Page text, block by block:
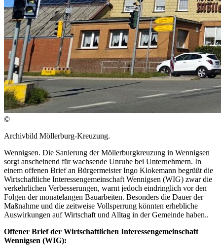
©
Archivbild Möllerburg-Kreuzung.
Wennigsen. Die Sanierung der Möllerburgkreuzung in Wennigsen
sorgt anscheinend für wachsende Unruhe bei Unternehmern. In
einem offenen Brief an Bürgermeister Ingo Klokemann begrüßt die
Wirtschaftliche Interessengemeinschaft Wennigsen (WIG) zwar die
verkehrlichen Verbesserungen, warnt jedoch eindringlich vor den
Folgen der monatelangen Bauarbeiten. Besonders die Dauer der
Maßnahme und die zeitweise Vollsperrung könnten erhebliche
Auswirkungen auf Wirtschaft und Alltag in der Gemeinde haben..
Offener Brief der Wirtschaftlichen Interessengemeinschaft
Wennigsen (WIG):